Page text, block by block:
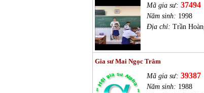
Mã gia sư: 37494
Năm sinh: 1998
Địa chỉ: Trần
Gia sư Mai Ngọc Trâm
Mã gia sư: 39387
Năm sinh: 1988